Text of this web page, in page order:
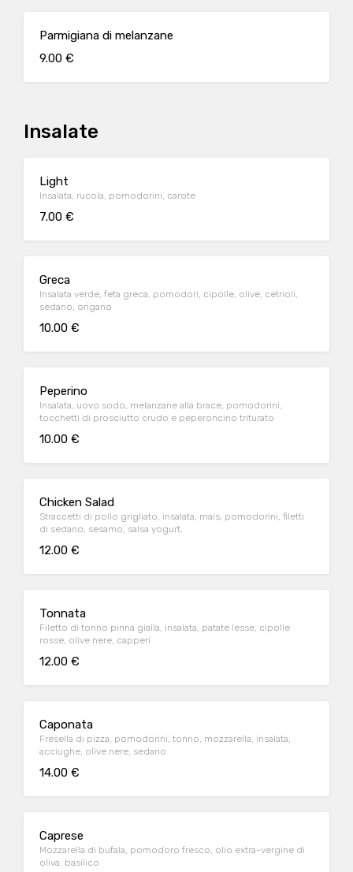
Parmigiana di melanzane
9.00 €
Insalate
Light
Insalata, rucola, pomodorini, carote
7.00 €
Greca
Insalata verde, feta greca, pomodori, cipolle, olive, cetrioli,
sedano, origano
10.00 €
Peperino
Insalata, uovo sodo, melanzane alla brace, pomodorini,
tocchetti di prosciutto crudo e peperoncino triturato
10.00 €
Chicken Salad
Straccetti di pollo grigliato, insalata, mais, pomodorini, filetti
di sedano, sesamo, salsa yogurt.
12.00 €
Tonnata
Filetto di tonno pinna gialla, insalata, patate lesse, cipolle
rosse, olive nere, capperi
12.00 €
Caponata
Fresella di pizza, pomodorini, tonno, mozzarella, insalata,
acciughe, olive nere, sedano
14.00 €
Caprese
Mozzarella di bufala, pomodoro fresco, olio extra-vergine di
oliva, basilico